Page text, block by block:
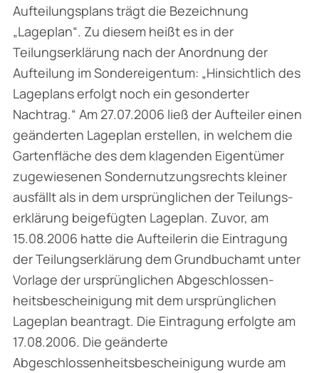
Aufteilungsplans trägt die Bezeichnung
„Lageplan“. Zu diesem heißt es in der
Teilungserklärung nach der Anordnung der
Aufteilung im Sondereigentum: „Hinsichtlich des
Lageplans erfolgt noch ein gesonderter
Nachtrag.“ Am 27.07.2006 ließ der Aufteiler einen
geänderten Lageplan erstellen, in welchem die
Gartenfläche des dem klagenden Eigentümer
zugewiesenen Sondernutzungsrechts kleiner
ausfällt als in dem ursprünglichen der Teilungs­
erklärung beigefügten Lageplan. Zuvor, am
15.08.2006 hatte die Aufteilerin die Eintragung
der Teilungserklärung dem Grundbuchamt unter
Vorlage der ursprünglichen Abgeschlossen­
heitsbescheinigung mit dem ursprünglichen
Lageplan beantragt. Die Eintragung erfolgte am
17.08.2006. Die geänderte
Abgeschlossenheitsbescheinigung wurde am